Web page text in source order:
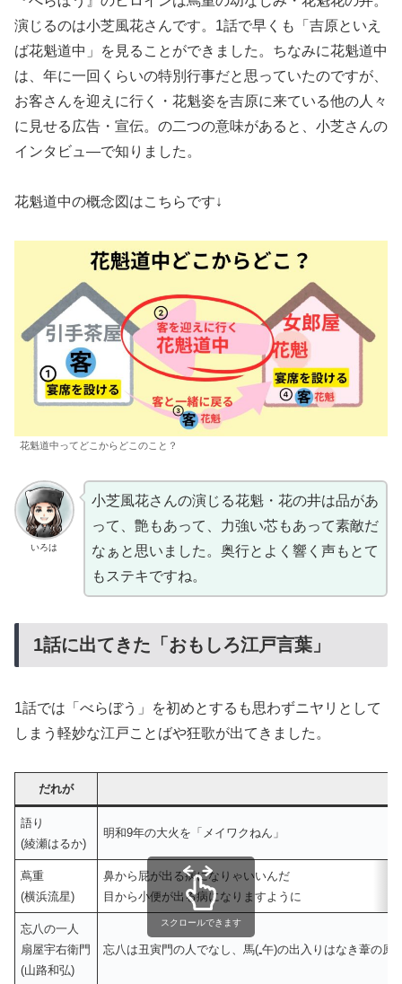
演じるのは小芝風花さんです。1話で早くも「吉原といえ
ば花魁道中」を見ることができました。ちなみに花魁道中
は、年に一回くらいの特別行事だと思っていたのですが、
お客さんを迎えに行く・花魁姿を吉原に来ている他の人々
に見せる広告・宣伝。の二つの意味があると、小芝さんの
インタビュ―で知りました。
花魁道中の概念図はこちらです↓
花魁道中ってどこからどこのこと？
いろは
小芝風花さんの演じる花魁・花の井は品があ
って、艶もあって、力強い芯もあって素敵だ
なぁと思いました。奥行とよく響く声もとて
もステキですね。
1話に出てきた「おもしろ江戸言葉」
1話では「べらぼう」を初めとするも思わずニヤリとして
しまう軽妙な江戸ことばや狂歌が出てきました。
だれが
語り
(綾瀬はるか)
明和9年の大火を「メイワクねん」
蔦重
(横浜流星)
鼻から屁が出る病になりゃいいんだ
目から小便が出る病になりますように
忘八の一人
扇屋宇右衛門
(山路和弘)
忘八は丑寅門の人でなし、馬(₌午)の出入りはなき葦の原
スクロールできます